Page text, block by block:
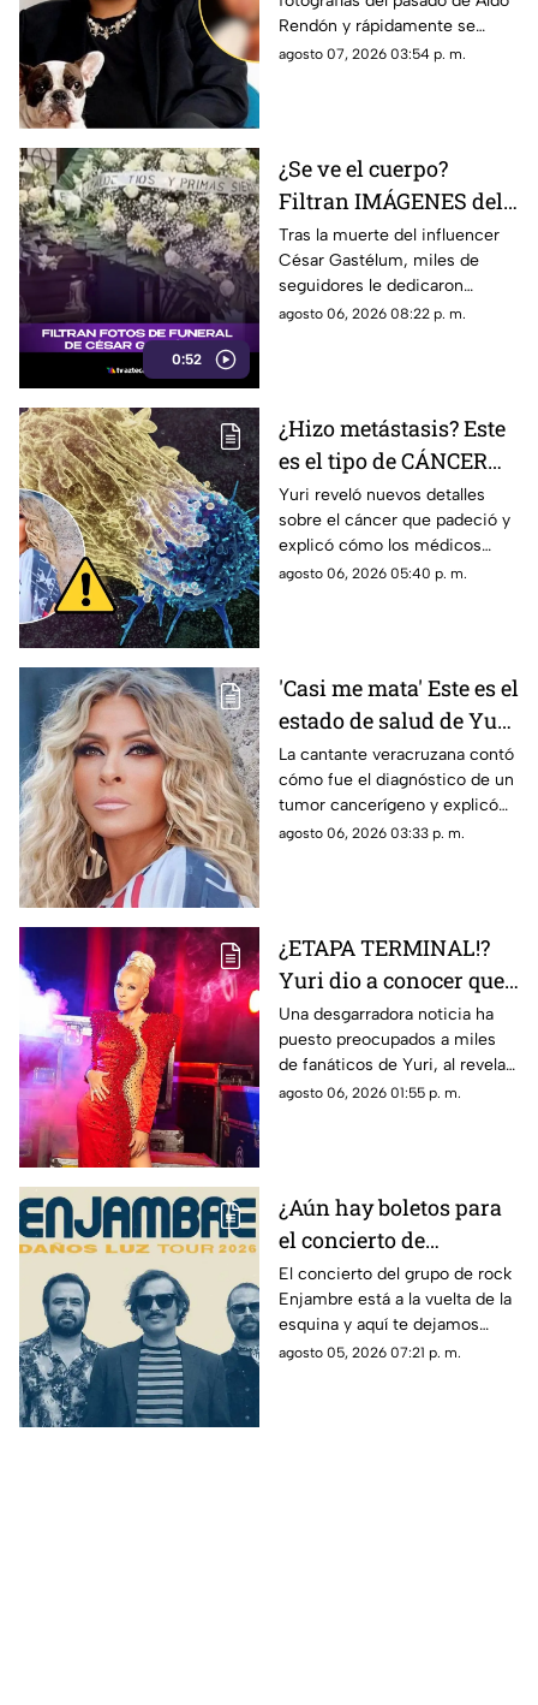
por qué todos hablan
de él?
Rendón y rápidamente se
hicieron virales por cómo se
agosto 07, 2026 03:54 p. m.
0:52
¿Se ve el cuerpo?
Filtran IMÁGENES del
funeral de César
Gastélum [VIDEO]
Tras la muerte del influencer
César Gastélum, miles de
seguidores le dedicaron
mensajes de despedida,
agosto 06, 2026 08:22 p. m.
¿Hizo metástasis? Este
es el tipo de CÁNCER
que le diagnosticaron a
Yuri
Yuri reveló nuevos detalles
sobre el cáncer que padeció y
explicó cómo los médicos
encontraron un pequeño
agosto 06, 2026 05:40 p. m.
'Casi me mata' Este es el
estado de salud de Yuri
tras confirmar un
TUMOR cancerígeno
La cantante veracruzana contó
cómo fue el diagnóstico de un
tumor cancerígeno y explicó
cuál es su estado de salud.
agosto 06, 2026 03:33 p. m.
¿ETAPA TERMINAL!?
Yuri dio a conocer que
fue diagnosticada con
cáncer; esto se sabe
Una desgarradora noticia ha
puesto preocupados a miles
de fanáticos de Yuri, al revelar
que fue diagnosticada con
agosto 06, 2026 01:55 p. m.
¿Aún hay boletos para
el concierto de
Enjambre en Veracruz?
Esto sabemos
El concierto del grupo de rock
Enjambre está a la vuelta de la
esquina y aquí te dejamos
algunos detalles que te podrían
agosto 05, 2026 07:21 p. m.